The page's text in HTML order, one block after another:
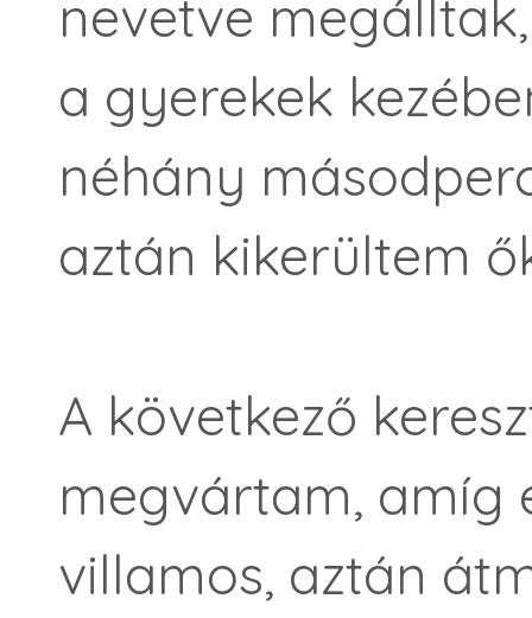
nevetve
a gyerekek
néhány
aztán kikerültem
A következő
megvártam, amíg
villamos, aztán